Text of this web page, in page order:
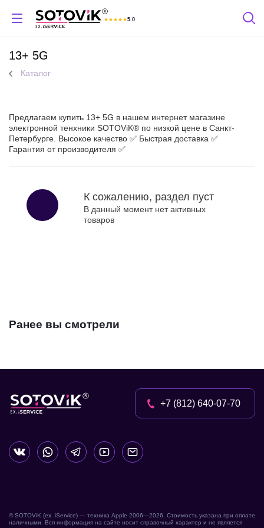
★ ★ ★ ★ ★5.0
Отзывы Яндекс
13+ 5G
Каталог
Предлагаем купить 13+ 5G в нашем интернет магазине
электронной тенхники SOTOViK® по низкой цене в Санкт-
Петербурге. Высокое качество ✅ Быстрая доставка ✅
Гарантия от производителя ✅
К сожалению, раздел пуст
В данный момент нет активных
товаров
Ранее вы смотрели
+7 (812) 640-07-70
© SOTOViK (ex. iService) — техника Apple 2006—2026. Стоимость указана при оплате
наличными. Вся информация на сайте носит справочный характер и не является